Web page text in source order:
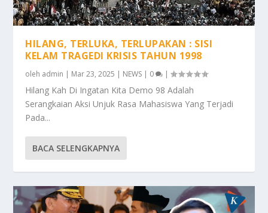
HILANG, TERLUKA, TERLUPAKAN : SISI
KELAM TRAGEDI KRISIS TAHUN 1998
oleh admin | Mar 23, 2025 | NEWS | 0 |
Hilang Kah Di Ingatan Kita Demo 98 Adalah
Serangkaian Aksi Unjuk Rasa Mahasiswa Yang Terjadi
Pada...
BACA SELENGKAPNYA